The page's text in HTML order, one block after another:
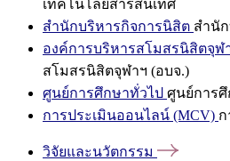
เทคโนโลยีสารสนเทศ
สำนักบริหารกิจการนิสิต สำนั
องค์การบริหารสโมสรนิสิตจุฬ
สโมสรนิสิตจุฬาฯ (อบจ.)
ศูนย์การศึกษาทั่วไป ศูนย์การ
การประเมินออนไลน์ (MCV) ก
วิจัยและนวัตกรรม